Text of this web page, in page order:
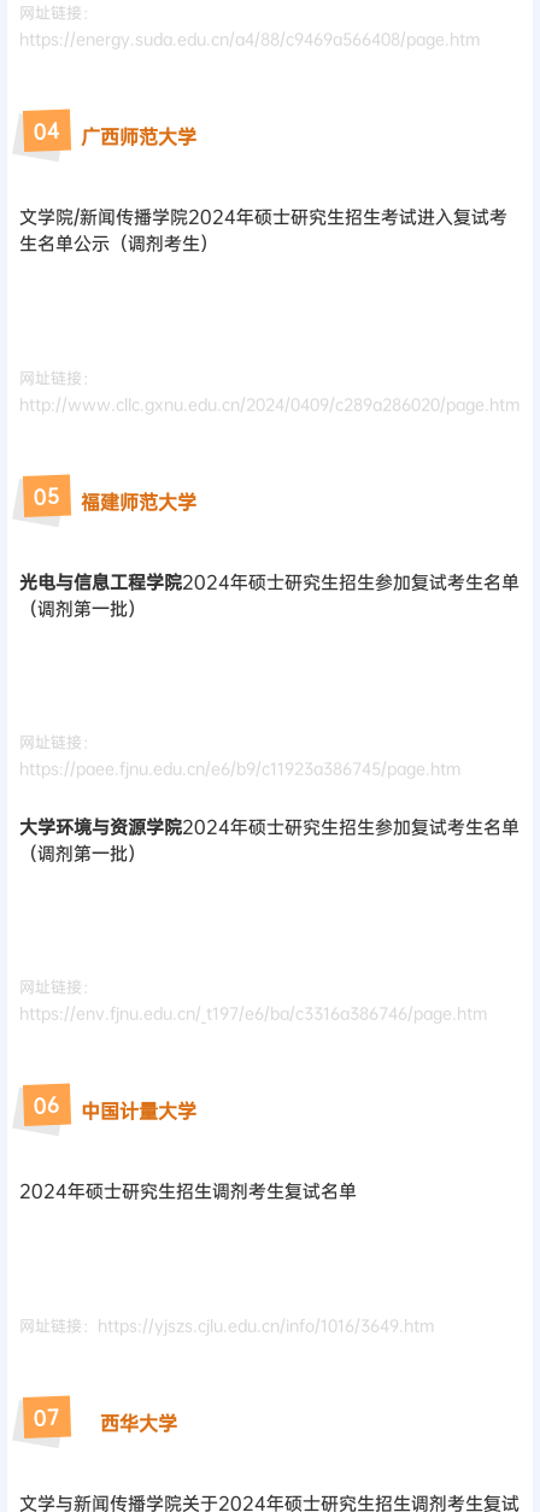
网址链接：
https://energy.suda.edu.cn/a4/88/c9469a566408/page.htm
04 广西师范大学
文学院/新闻传播学院2024年硕士研究生招生考试进入复试考
生名单公示（调剂考生）
网址链接：
http://www.cllc.gxnu.edu.cn/2024/0409/c289a286020/page.htm
05 福建师范大学
光电与信息工程学院2024年硕士研究生招生参加复试考生名单
（调剂第一批）
网址链接：
https://paee.fjnu.edu.cn/e6/b9/c11923a386745/page.htm
大学环境与资源学院2024年硕士研究生招生参加复试考生名单
（调剂第一批）
网址链接：
https://env.fjnu.edu.cn/_t197/e6/ba/c3316a386746/page.htm
06 中国计量大学
2024年硕士研究生招生调剂考生复试名单
网址链接：https://yjszs.cjlu.edu.cn/info/1016/3649.htm
07 西华大学
文学与新闻传播学院关于2024年硕士研究生招生调剂考生复试